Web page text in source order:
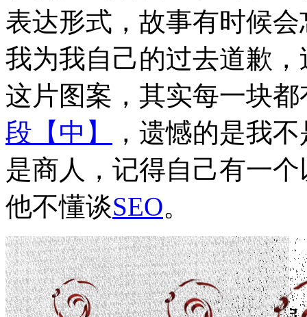
表达形式，故事有时候
我为我自己的过去道歉
这片图案，其实每一块
段【中】
，遗憾的是我
是商人，记得自己有一个
他不懂谈SEO。